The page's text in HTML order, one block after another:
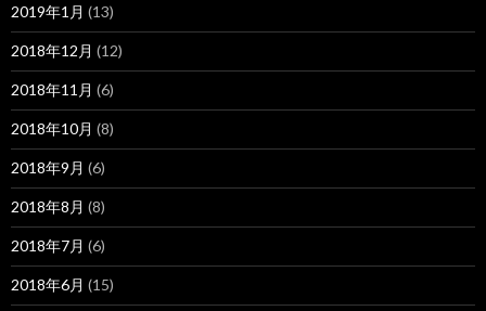
2019年1月 (13)
2018年12月 (12)
2018年11月 (6)
2018年10月 (8)
2018年9月 (6)
2018年8月 (8)
2018年7月 (6)
2018年6月 (15)